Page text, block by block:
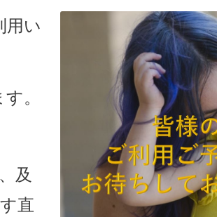
用い
。
及
直